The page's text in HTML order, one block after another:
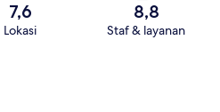
7,6
Lokasi
8,8
Staf & layanan